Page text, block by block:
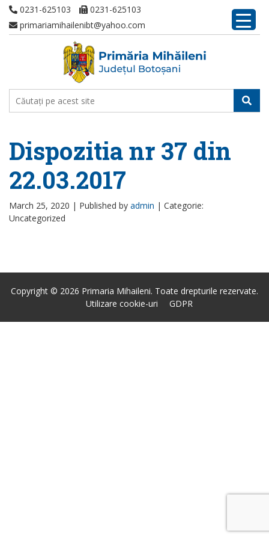
0231-625103
0231-625103
primariamihailenibt@yahoo.com
Dispozitia nr 37 din
22.03.2017
March 25, 2020 | Published by admin | Categorie:
Uncategorized
Copyright © 2026 Primaria Mihaileni. Toate drepturile rezervate.
Utilizare cookie-uri
GDPR